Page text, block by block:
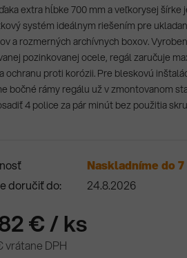
extra hĺbke 700 mm a veľkorysej šírke
systém ideálnym riešením pre
a rozmerných archívnych boxov.
pozinkovanej ocele, regál zaručuje
ochranu proti korózii. Pre bleskovú
bočné rámy regálu už v zmontovanom
4 police za pár minút bez použitia
Naskladníme do
doručiť do:
24.8.2026
€/ ks
vrátane DPH